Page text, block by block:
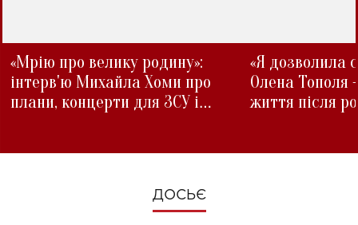
«Мрію про велику родину»:
інтерв'ю Михайла Хоми про
плани, концерти для ЗСУ і
«Я дозволила
Олена Тополя
життя після
ДОСЬЄ